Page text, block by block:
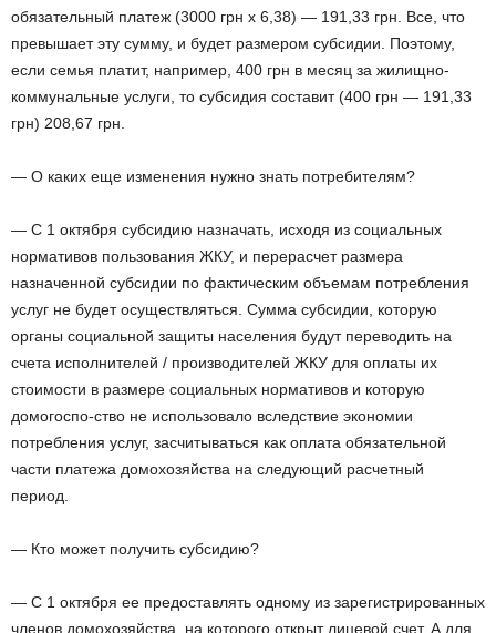
обязательный платеж (3000 грн х 6,38) — 191,33 грн. Все, что
превышает эту сумму, и будет размером субсидии. Поэтому,
если семья платит, например, 400 грн в месяц за жилищно-
коммунальные услуги, то субсидия составит (400 грн — 191,33
грн) 208,67 грн.
— О каких еще изменения нужно знать потребителям?
— С 1 октября субсидию назначать, исходя из социальных
нормативов пользования ЖКУ, и перерасчет размера
назначенной субсидии по фактическим объемам потребления
услуг не будет осуществляться. Сумма субсидии, которую
органы социальной защиты населения будут переводить на
счета исполнителей / производителей ЖКУ для оплаты их
стоимости в размере социальных нормативов и которую
домогоспо-ство не использовало вследствие экономии
потребления услуг, засчитываться как оплата обязательной
части платежа домохозяйства на следующий расчетный
период.
— Кто может получить субсидию?
— С 1 октября ее предоставлять одному из зарегистрированных
членов домохозяйства, на которого открыт лицевой счет. А для